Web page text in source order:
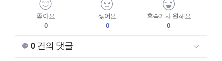
좋아요
0
싫어요
0
후속기사 원해요
0
0건의 댓글